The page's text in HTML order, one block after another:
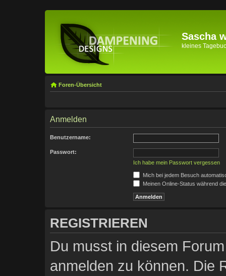
Sascha
kleines
Foren-Übersicht
Anmelden
Benutzername:
Passwort:
Ich habe mein Passwort vergessen
Mich bei jedem Besuch
Meinen Online-Status während
REGISTRIEREN
Du musst in diesem
anmelden zu können. Die